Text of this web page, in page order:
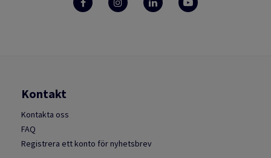
Kontakt
Kontakta oss
FAQ
Registrera ett konto för nyhetsbrev